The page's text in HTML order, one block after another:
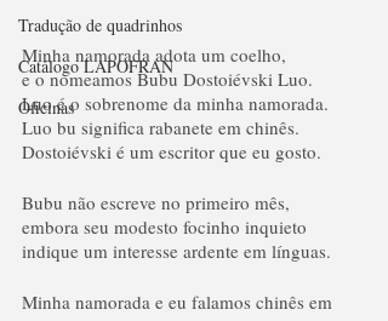
Tradução de quadrinhos
Catálogo LAPOFRAN
Oficinas
Minha namorada adota um coelho,
e o nomeamos Bubu Dostoiévski Luo.
Luo é o sobrenome da minha namorada.
Luo bu significa rabanete em chinês.
Dostoiévski é um escritor que eu gosto.
Bubu não escreve no primeiro mês,
embora seu modesto focinho inquieto
indique um interesse ardente em línguas.
Minha namorada e eu falamos chinês em